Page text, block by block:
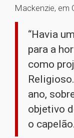
Mackenzie, em
“Havia
para a
como
ano,
objetivo
o capelão.